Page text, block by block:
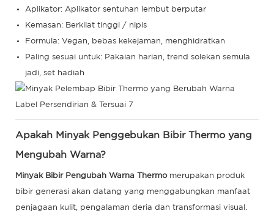
Aplikator: Aplikator sentuhan lembut berputar
Kemasan: Berkilat tinggi / nipis
Formula: Vegan, bebas kekejaman, menghidratkan
Paling sesuai untuk: Pakaian harian, trend solekan semula
jadi, set hadiah
Apakah Minyak Penggebukan Bibir Thermo yang
Mengubah Warna?
Minyak Bibir Pengubah Warna Thermomerupakan produk
bibir generasi akan datang yang menggabungkan manfaat
penjagaan kulit, pengalaman deria dan transformasi visual.